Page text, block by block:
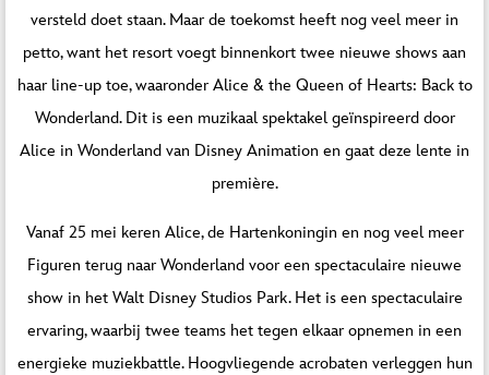
versteld doet staan. Maar de toekomst heeft nog veel meer in
petto, want het resort voegt binnenkort twee nieuwe shows aan
haar line-up toe, waaronder Alice & the Queen of Hearts: Back to
Wonderland. Dit is een muzikaal spektakel geïnspireerd door
Alice in Wonderland van Disney Animation en gaat deze lente in
première.
Vanaf 25 mei keren Alice, de Hartenkoningin en nog veel meer
Figuren terug naar Wonderland voor een spectaculaire nieuwe
show in het Walt Disney Studios Park. Het is een spectaculaire
ervaring, waarbij twee teams het tegen elkaar opnemen in een
energieke muziekbattle. Hoogvliegende acrobaten verleggen hun